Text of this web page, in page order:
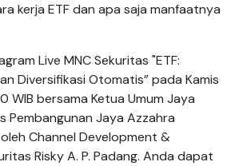
kerja ETF dan apa saja manfaatnya
Live MNC Sekuritas "ETF:
Diversifikasi Otomatis” pada Kamis
WIB bersama Ketua Umum Jaya
Pembangunan Jaya Azzahra
Channel Development &
Risky A. P. Padang. Anda dapat